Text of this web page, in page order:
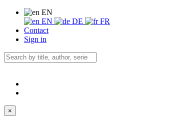
EN
EN
DE
FR
Contact
Sign in
×